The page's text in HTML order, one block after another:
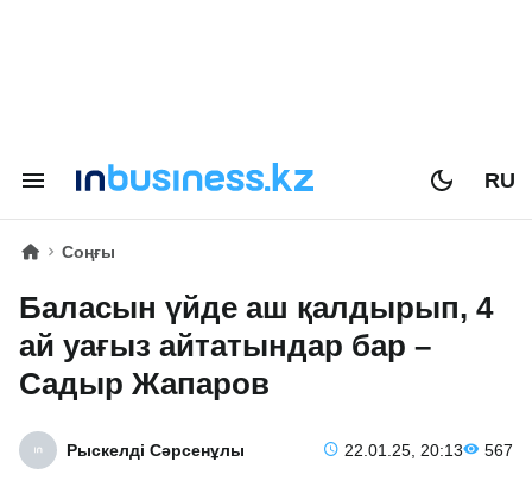
RU
Соңғы
Баласын үйде аш қалдырып, 4
ай уағыз айтатындар бар –
Садыр Жапаров
Рыскелді Сәрсенұлы 22.01.25, 20:13 567